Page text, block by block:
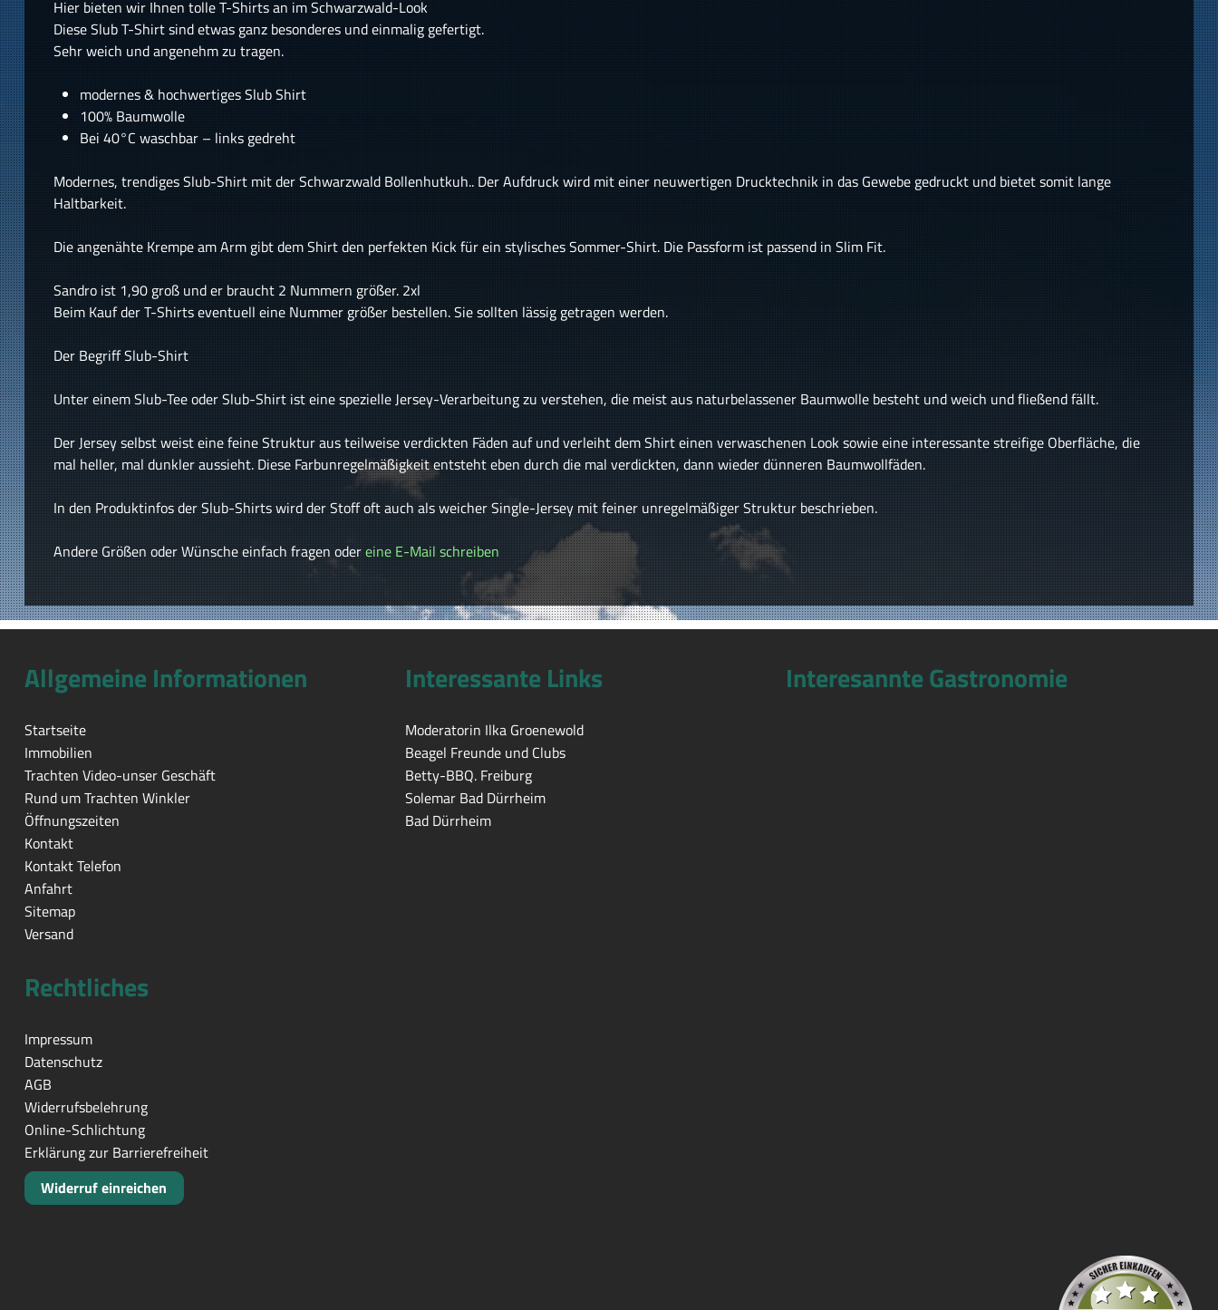
Hier bieten wir Ihnen tolle T-Shirts an im Schwarzwald-Look
Diese Slub T-Shirt sind etwas ganz besonderes und einmalig gefertigt.
Sehr weich und angenehm zu tragen.
modernes & hochwertiges Slub Shirt
100% Baumwolle
Bei 40°C waschbar – links gedreht
Modernes, trendiges Slub-Shirt mit der Schwarzwald Bollenhutkuh.. Der Aufdruck wird mit einer neuwertigen Drucktechnik in das Gewebe gedruckt und bietet somit lange
Haltbarkeit.
Die angenähte Krempe am Arm gibt dem Shirt den perfekten Kick für ein stylisches Sommer-Shirt. Die Passform ist passend in Slim Fit.
Sandro ist 1,90 groß und er braucht 2 Nummern größer. 2xl
Beim Kauf der T-Shirts eventuell eine Nummer größer bestellen. Sie sollten lässig getragen werden.
Der Begriff Slub-Shirt
Unter einem Slub-Tee oder Slub-Shirt ist eine spezielle Jersey-Verarbeitung zu verstehen, die meist aus naturbelassener Baumwolle besteht und weich und fließend fällt.
Der Jersey selbst weist eine feine Struktur aus teilweise verdickten Fäden auf und verleiht dem Shirt einen verwaschenen Look sowie eine interessante streifige Oberfläche, die
mal heller, mal dunkler aussieht. Diese Farbunregelmäßigkeit entsteht eben durch die mal verdickten, dann wieder dünneren Baumwollfäden.
In den Produktinfos der Slub-Shirts wird der Stoff oft auch als weicher Single-Jersey mit feiner unregelmäßiger Struktur beschrieben.
Andere Größen oder Wünsche einfach fragen odereine E-Mail schreiben
Allgemeine Informationen
Startseite
Immobilien
Trachten Video-unser Geschäft
Rund um Trachten Winkler
Öffnungszeiten
Kontakt
Kontakt Telefon
Anfahrt
Sitemap
Versand
Interessante Links
Moderatorin Ilka Groenewold
Beagel Freunde und Clubs
Betty-BBQ. Freiburg
Solemar Bad Dürrheim
Bad Dürrheim
Interesannte Gastronomie
Rechtliches
Impressum
Datenschutz
AGB
Widerrufsbelehrung
Online-Schlichtung
Erklärung zur Barrierefreiheit
Widerruf einreichen